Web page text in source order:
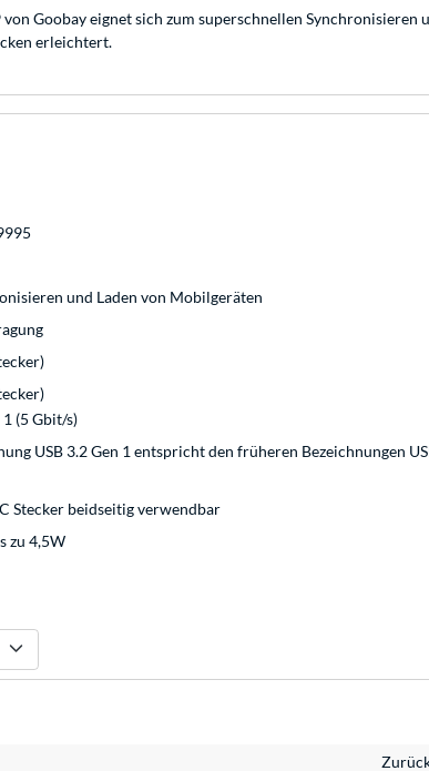
von Goobay eignet sich zum superschnellen
erleichtert.
und Laden von Mobilgeräten
1 (5 Gbit/s)
USB 3.2 Gen 1 entspricht den früheren Bezeichnungen
Stecker beidseitig verwendbar
zu 4,5W